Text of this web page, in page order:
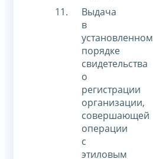
Выдача
в
установленном
порядке
свидетельства
о
регистрации
организации,
совершающей
операции
с
этиловым